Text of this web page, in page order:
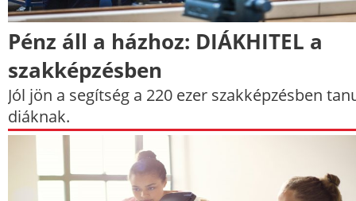
Pénz áll a házhoz: DIÁKHITEL a
szakképzésben
Jól jön a segítség a 220 ezer szakképzésben
diáknak.